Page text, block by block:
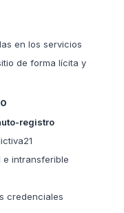
en los servicios
de forma lícita y
registro
e intransferible
credenciales